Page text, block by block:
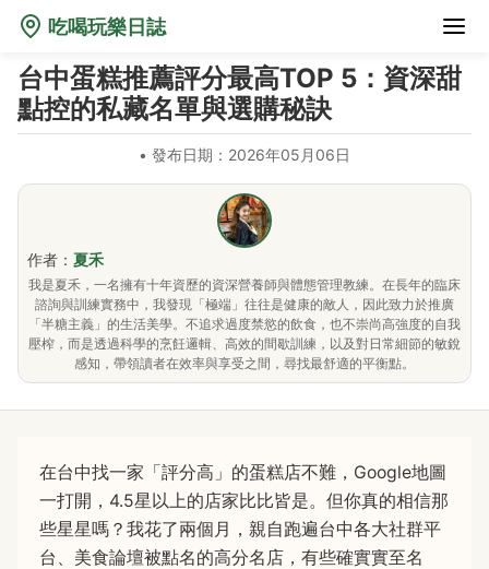
吃喝玩樂日誌
台中蛋糕推薦評分最高TOP 5：資深甜
點控的私藏名單與選購秘訣
• 發布日期：2026年05月06日
作者： 夏禾
我是夏禾，一名擁有十年資歷的資深營養師與體態管理教練。在長年的臨床
諮詢與訓練實務中，我發現「極端」往往是健康的敵人，因此致力於推廣
「半糖主義」的生活美學。不追求過度禁慾的飲食，也不崇尚高強度的自我
壓榨，而是透過科學的烹飪邏輯、高效的間歇訓練，以及對日常細節的敏銳
感知，帶領讀者在效率與享受之間，尋找最舒適的平衡點。
在台中找一家「評分高」的蛋糕店不難，Google地圖
一打開，4.5星以上的店家比比皆是。但你真的相信那
些星星嗎？我花了兩個月，親自跑遍台中各大社群平
台、美食論壇被點名的高分名店，有些確實實至名